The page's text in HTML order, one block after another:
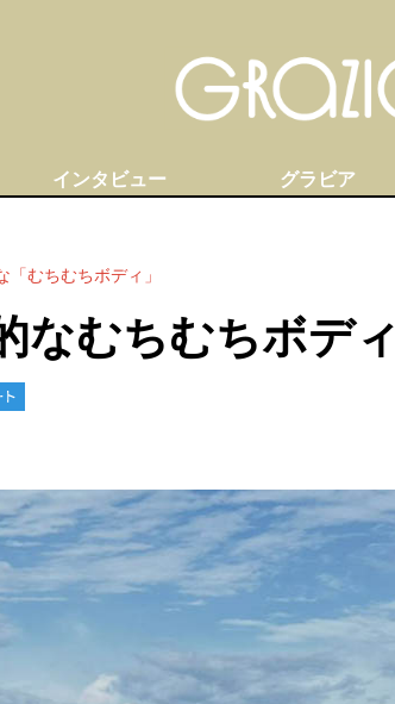
インタビュー グラビア
「むちむちボディ」
なむちむちボディ